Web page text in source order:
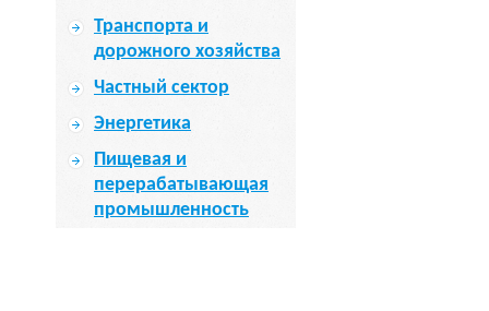
Транспорта и
дорожного хозяйства
Частный сектор
Энергетика
Пищевая и
перерабатывающая
промышленность